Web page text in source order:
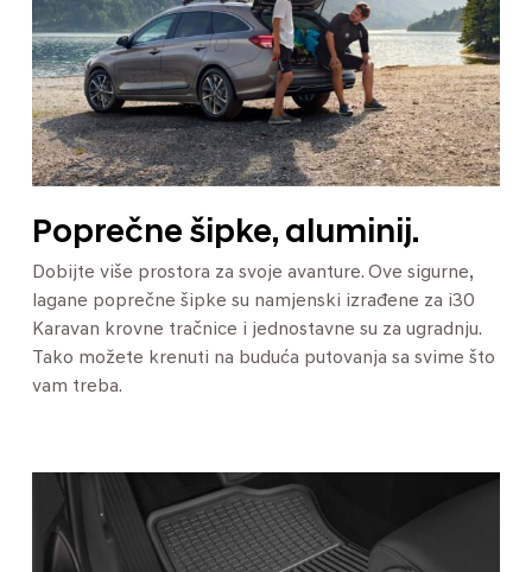
Poprečne šipke, aluminij.
Dobijte više prostora za svoje avanture. Ove sigurne,
lagane poprečne šipke su namjenski izrađene za i30
Karavan krovne tračnice i jednostavne su za ugradnju.
Tako možete krenuti na buduća putovanja sa svime što
vam treba.